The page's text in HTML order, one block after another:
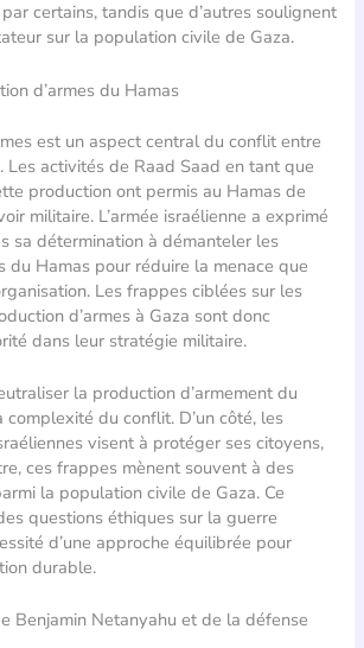
certains, tandis que d’autres soulignent
sur la population civile de Gaza.
d’armes du Hamas
est un aspect central du conflit entre
Les activités de Raad Saad en tant que
production ont permis au Hamas de
militaire. L’armée israélienne a exprimé
sa détermination à démanteler les
du Hamas pour réduire la menace que
Les frappes ciblées sur les
d’armes à Gaza sont donc
dans leur stratégie militaire.
la production d’armement du
du conflit. D’un côté, les
visent à protéger ses citoyens,
ces frappes mènent souvent à des
la population civile de Gaza. Ce
questions éthiques sur la guerre
d’une approche équilibrée pour
durable.
Benjamin Netanyahu et de la défense